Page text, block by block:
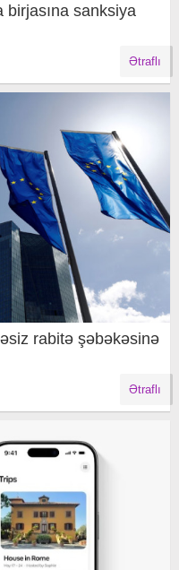
birjasına sanksiya
Ətraflı
rabitə şəbəkəsinə
Ətraflı